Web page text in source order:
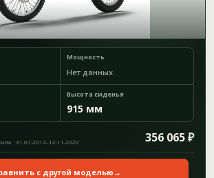
Мощность
Нет данных
Высота сиденья
915 мм
356 065 ₽
· 31.07.2014–12.11.2020
с другой моделью →